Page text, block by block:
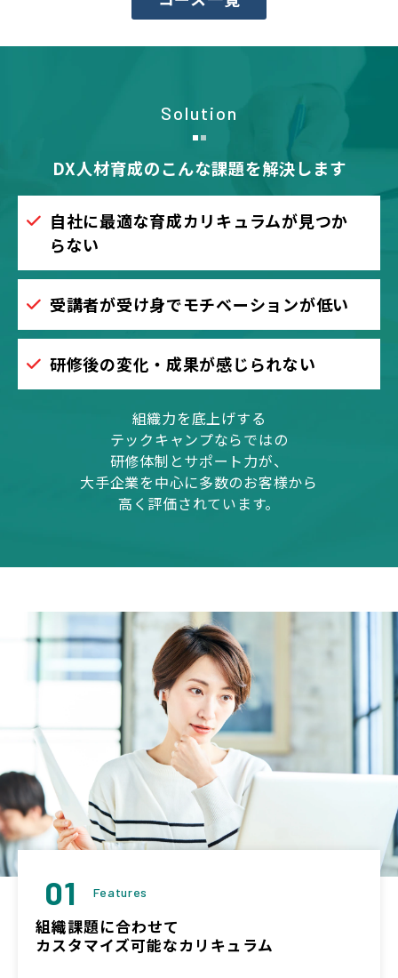
Solution
DX人材育成のこんな課題を解決します
自社に最適な育成カリキュラムが見つか
らない
受講者が受け身でモチベーションが低い
研修後の変化・成果が感じられない
組織力を底上げする
テックキャンプならではの
研修体制とサポート力が、
大手企業を中心に多数のお客様から
高く評価されています。
01 Features
組織課題に合わせて
カスタマイズ可能なカリキュラム